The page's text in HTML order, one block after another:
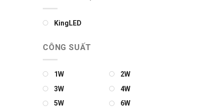
KingLED
CÔNG SUẤT
1W
2W
3W
4W
5W
6W